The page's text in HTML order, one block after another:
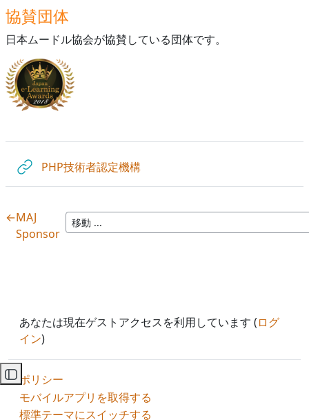
コースインデックスを開く
協賛団体
日本ムードル協会が協賛している団体です。
PHP技術者認定機構URL
←MAJ
Sponsor
あなたは現在ゲストアクセスを利用しています (ログ
イン)
ポリシー
モバイルアプリを取得する
標準テーマにスイッチする